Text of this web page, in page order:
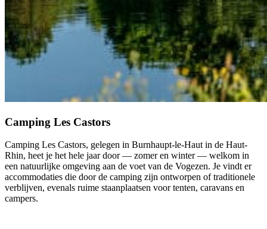
Camping Les Castors
Camping Les Castors, gelegen in Burnhaupt-le-Haut in de Haut-
Rhin, heet je het hele jaar door — zomer en winter — welkom in
een natuurlijke omgeving aan de voet van de Vogezen. Je vindt er
accommodaties die door de camping zijn ontworpen of traditionele
verblijven, evenals ruime staanplaatsen voor tenten, caravans en
campers.